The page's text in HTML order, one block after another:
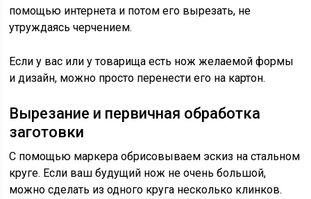
помощью интернета и потом его вырезать, не
утруждаясь черчением.
Если у вас или у товарища есть нож желаемой формы
и дизайн, можно просто перенести его на картон.
Вырезание и первичная обработка
заготовки
С помощью маркера обрисовываем эскиз на стальном
круге. Если ваш будущий нож не очень большой,
можно сделать из одного круга несколько клинков.